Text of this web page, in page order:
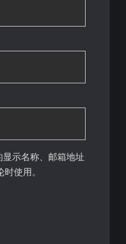
示名称、邮箱地址
使用。